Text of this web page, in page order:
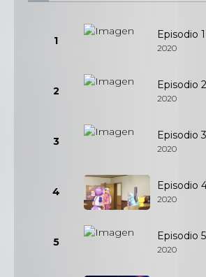
1 Episodio 1
2020
2 Episodio 2
2020
3 Episodio 3
2020
4 Episodio
2020
5 Episodio 5
2020